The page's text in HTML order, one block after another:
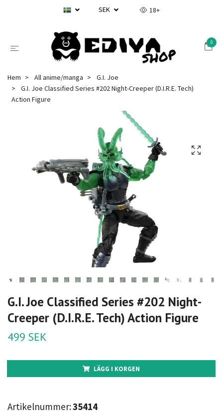
SEK 18+
0
Hem All anime/manga
G.I. Joe
G.I. Joe Classified Series #202 Night-Creeper (D.I.R.E. Tech)
Action Figure
G.I. Joe Classified Series #202 Night-
Creeper (D.I.R.E. Tech) Action Figure
499 SEK
LÄGG I KORGEN
Artikelnummer:35414